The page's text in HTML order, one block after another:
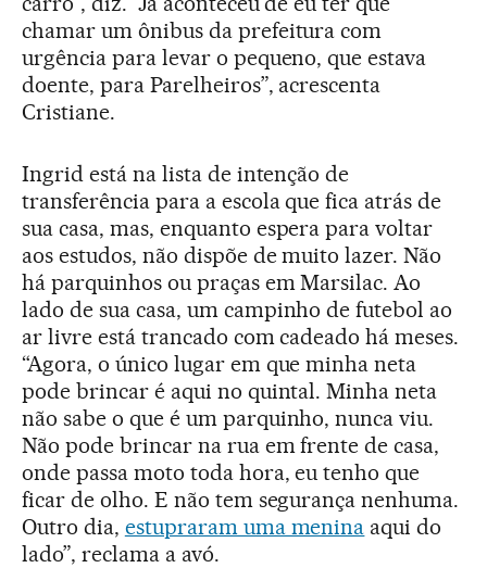
chamar um ônibus da prefeitura com
urgência para levar o pequeno, que estava
doente, para Parelheiros”, acrescenta
Cristiane.
Ingrid está na lista de intenção de
transferência para a escola que fica atrás de
sua casa, mas, enquanto espera para voltar
aos estudos, não dispõe de muito lazer. Não
há parquinhos ou praças em Marsilac. Ao
lado de sua casa, um campinho de futebol ao
ar livre está trancado com cadeado há meses.
“Agora, o único lugar em que minha neta
pode brincar é aqui no quintal. Minha neta
não sabe o que é um parquinho, nunca viu.
Não pode brincar na rua em frente de casa,
onde passa moto toda hora, eu tenho que
ficar de olho. E não tem segurança nenhuma.
Outro dia, estupraram uma menina aqui do
lado”, reclama a avó.